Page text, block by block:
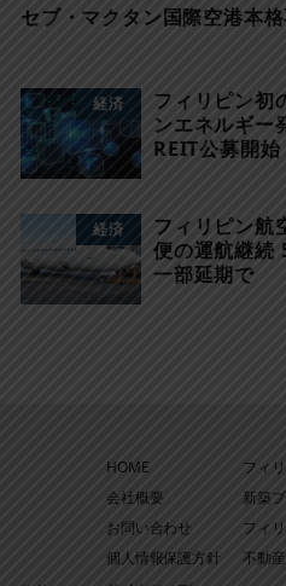
セブ・マクタン国際空港本
経済
フィリピン初
ンエネルギー
REIT公募開始
経済
フィリピン航
便の運航継続
一部延期で
HOME
会社概要
お問い合わせ
個人情報保護方針
フィ
新築
フィ
不動